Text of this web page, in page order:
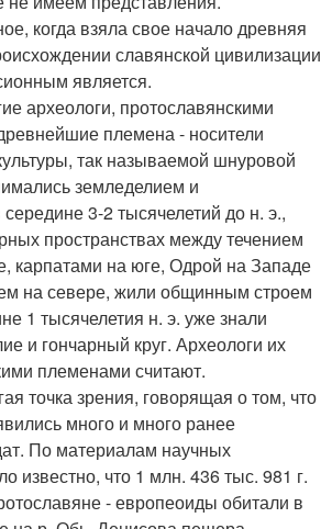
когда взяла свое начало древняя
славянской цивилизации
является.
археологи, протославянскими
племена - носители
так называемой шнуровой
земледелием и
3-2 тысячелетий до н. э.,
пространствах между течением
карпатами на юге, Одрой на Западе
на севере, жили общинным строем
1 тысячелетия н. э. уже знали
и гончарный круг. Археологи их
племенами считают.
точка зрения, говорящая о том, что
много и много ранее
По материалам научных
известно, что 1 млн. 436 тыс. 981 г.
- европеоиды обитали в